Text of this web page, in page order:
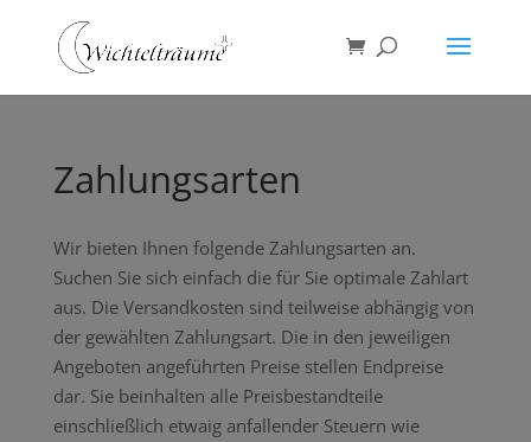
Zahlungsarten
Wir bieten Ihnen folgende Zahlungsarten an.
Suchen Sie sich einfach die für Sie optimale Zahlart
aus. Die Versandkosten sind teilweise abhängig von
der gewählten Zahlungsart. Die in den jeweiligen
Angeboten angeführten Preise stellen Endpreise
dar. Sie beinhalten alle Preisbestandteile
einschließlich etwaig anfallender Steuern wie